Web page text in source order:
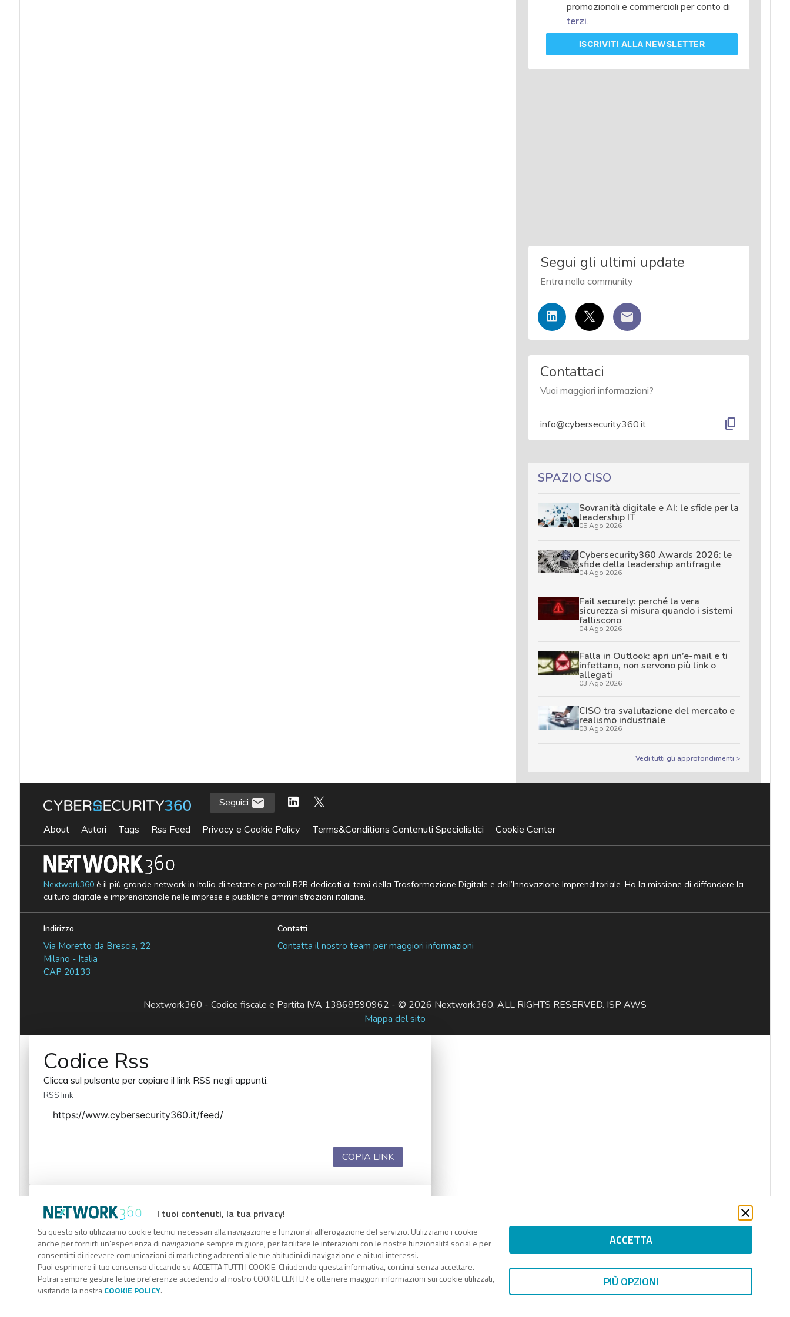
promozionali e commerciali per conto di
terzi.
ISCRIVITI ALLA NEWSLETTER
Segui gli ultimi update
Entra nella community
Contattaci
Vuoi maggiori informazioni?
info@cybersecurity360.it content_copy
SPAZIO CISO
Sovranità digitale e AI: le sfide per la
leadership IT
05 Ago 2026
Cybersecurity360 Awards 2026: le
sfide della leadership antifragile
04 Ago 2026
Fail securely: perché la vera
sicurezza si misura quando i sistemi
falliscono
04 Ago 2026
Falla in Outlook: apri un’e-mail e ti
infettano, non servono più link o
allegati
03 Ago 2026
CISO tra svalutazione del mercato e
realismo industriale
03 Ago 2026
Vedi tutti gli approfondimenti >
I tuoi contenuti, la tua privacy!
Su questo sito utilizziamo cookie tecnici necessari alla navigazione e funzionali all’erogazione del servizio. Utilizziamo i cookie
anche per fornirti un’esperienza di navigazione sempre migliore, per facilitare le interazioni con le nostre funzionalità social e per
consentirti di ricevere comunicazioni di marketing aderenti alle tue abitudini di navigazione e ai tuoi interessi.
Puoi esprimere il tuo consenso cliccando su ACCETTA TUTTI I COOKIE. Chiudendo questa informativa, continui senza accettare.
Potrai sempre gestire le tue preferenze accedendo al nostro COOKIE CENTER e ottenere maggiori informazioni sui cookie utilizzati,
visitando la nostraCOOKIE POLICY.
ACCETTA
PIÙ OPZIONI
Seguici
About Autori Tags Rss Feed Privacy e Cookie Policy Terms&Conditions Contenuti Specialistici Cookie Center
Nextwork360è il più grande network in Italia di testate e portali B2B dedicati ai temi della Trasformazione Digitale e dell’Innovazione Imprenditoriale. Ha la missione di diffondere la
cultura digitale e imprenditoriale nelle imprese e pubbliche amministrazioni italiane.
Indirizzo
Via Moretto da Brescia, 22
Milano - Italia
CAP 20133
Contatti
Contatta il nostro team per maggiori informazioni
Nextwork360 - Codice fiscale e Partita IVA 13868590962 - © 2026 Nextwork360. ALL RIGHTS RESERVED. ISP AWS
Mappa del sito
Codice Rss
Clicca sul pulsante per copiare il link RSS negli appunti.
RSS link
COPIA LINK
Codice Rss
Clicca sul pulsante per copiare il link RSS negli appunti.
RSS link